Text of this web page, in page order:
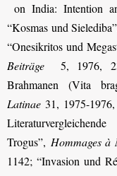
on India: Intention
“Kosmas und
“Onesikritos und
Beiträge
5, 1976,
Brahmanen (Vita
Latinae 31, 1975-
Trogus”, Hommages à
1142; “Invasion und